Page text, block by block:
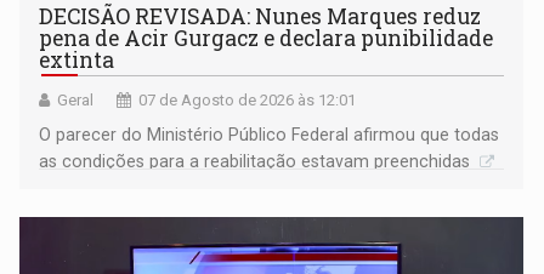
DECISÃO REVISADA: Nunes Marques reduz
pena de Acir Gurgacz e declara punibilidade
extinta
Geral 07 de Agosto de 2026 às 12:01
O parecer do Ministério Público Federal afirmou que todas
as condições para a reabilitação estavam preenchidas